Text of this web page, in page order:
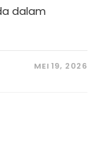
dalam
MEI 19, 2026